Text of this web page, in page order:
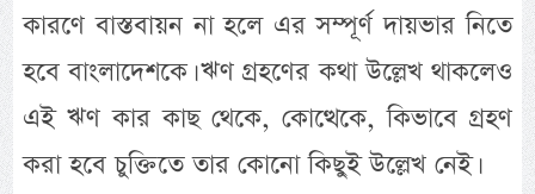
কারণে বাস্তবায়ন না হলে এর সম্প‍ূর্ণ দায়ভার নিতে
হবে বাংলাদেশকে। ঋণ গ্রহণের কথা উল্লেখ থাকলেও
এই ঋণ কার কাছ থেকে, কোত্থেকে, কিভাবে গ্রহণ
করা হবে চুক্তিতে তার কোনো কিছুই উল্লেখ নেই।